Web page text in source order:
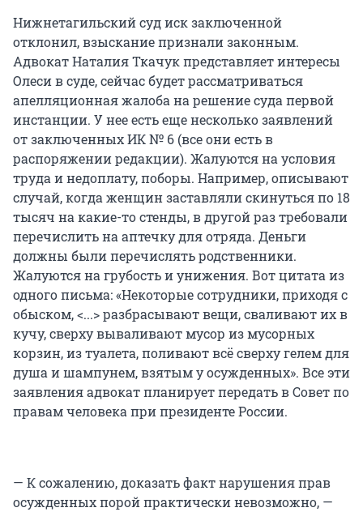
Нижнетагильский суд иск заключенной
отклонил, взыскание признали законным.
Адвокат Наталия Ткачук представляет интересы
Олеси в суде, сейчас будет рассматриваться
апелляционная жалоба на решение суда первой
инстанции. У нее есть еще несколько заявлений
от заключенных ИК № 6 (все они есть в
распоряжении редакции). Жалуются на условия
труда и недоплату, поборы. Например, описывают
случай, когда женщин заставляли скинуться по 18
тысяч на какие-то стенды, в другой раз требовали
перечислить на аптечку для отряда. Деньги
должны были перечислять родственники.
Жалуются на грубость и унижения. Вот цитата из
одного письма: «Некоторые сотрудники, приходя с
обыском, <...> разбрасывают вещи, сваливают их в
кучу, сверху вываливают мусор из мусорных
корзин, из туалета, поливают всё сверху гелем для
душа и шампунем, взятым у осужденных». Все эти
заявления адвокат планирует передать в Совет по
правам человека при президенте России.
— К сожалению, доказать факт нарушения прав
осужденных порой практически невозможно, —